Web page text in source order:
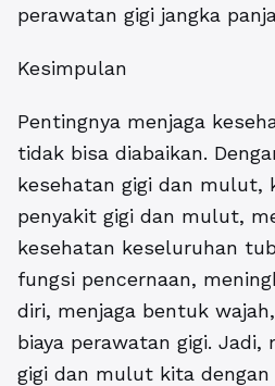
perawatan gigi jangka
Kesimpulan
Pentingnya menjaga
tidak bisa diabaikan.
kesehatan gigi dan mulut,
penyakit gigi dan mulut,
kesehatan keseluruhan
fungsi pencernaan,
diri, menjaga bentuk
biaya perawatan gigi. Jadi,
gigi dan mulut kita dengan